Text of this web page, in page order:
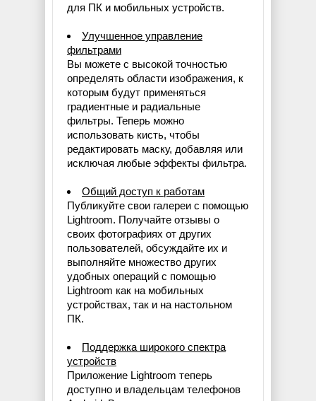
для ПК и мобильных устройств.
Улучшенное управление
фильтрами
Вы можете с высокой точностью
определять области изображения, к
которым будут применяться
градиентные и радиальные
фильтры. Теперь можно
использовать кисть, чтобы
редактировать маску, добавляя или
исключая любые эффекты фильтра.
Общий доступ к работам
Публикуйте свои галереи с помощью
Lightroom. Получайте отзывы о
своих фотографиях от других
пользователей, обсуждайте их и
выполняйте множество других
удобных операций с помощью
Lightroom как на мобильных
устройствах, так и на настольном
ПК.
Поддержка широкого спектра
устройств
Приложение Lightroom теперь
доступно и владельцам телефонов